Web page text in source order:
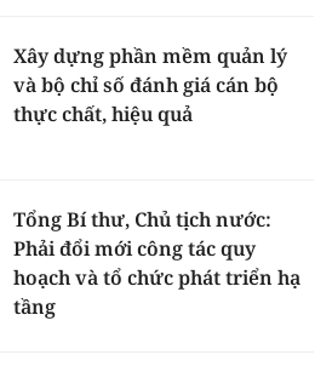
Xây dựng phần mềm quản lý
và bộ chỉ số đánh giá cán bộ
thực chất, hiệu quả
Tổng Bí thư, Chủ tịch nước:
Phải đổi mới công tác quy
hoạch và tổ chức phát triển hạ
tầng